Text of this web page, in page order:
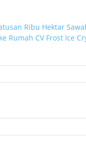
Ribu Hektar
Rumah CV Frost Ice